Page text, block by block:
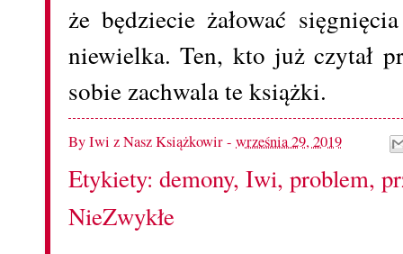
że będziecie żałować
niewielka. Ten, kto już czytał
sobie zachwala te książki.
ByIwi z Nasz Książkowir- września 29, 2019
Etykiety: demony, Iwi, problem,
NieZwykłe